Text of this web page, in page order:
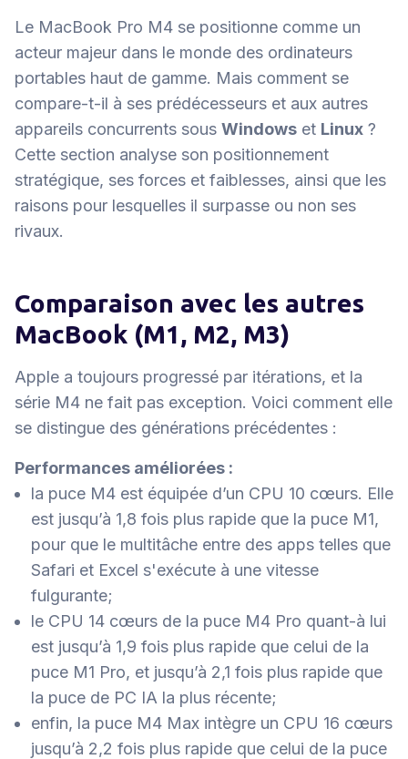
Le MacBook Pro M4 se positionne comme un
acteur majeur dans le monde des ordinateurs
portables haut de gamme. Mais comment se
compare-t-il à ses prédécesseurs et aux autres
appareils concurrents sous Windows et Linux ?
Cette section analyse son positionnement
stratégique, ses forces et faiblesses, ainsi que les
raisons pour lesquelles il surpasse ou non ses
rivaux.
Comparaison avec les autres
MacBook (M1, M2, M3)
Apple a toujours progressé par itérations, et la
série M4 ne fait pas exception. Voici comment elle
se distingue des générations précédentes :
Performances améliorées :
la puce M4 est équipée d’un CPU 10 cœurs. Elle
est jusqu’à 1,8 fois plus rapide que la puce M1,
pour que le multitâche entre des apps telles que
Safari et Excel s'exécute à une vitesse
fulgurante;
le CPU 14 cœurs de la puce M4 Pro quant-à lui
est jusqu’à 1,9 fois plus rapide que celui de la
puce M1 Pro, et jusqu’à 2,1 fois plus rapide que
la puce de PC IA la plus récente;
enfin, la puce M4 Max intègre un CPU 16 cœurs
jusqu’à 2,2 fois plus rapide que celui de la puce